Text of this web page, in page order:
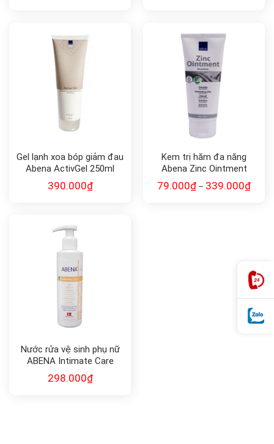
Gel lạnh xoa bóp giảm đau
Abena ActivGel 250ml
390.000₫
Kem trị hăm đa năng
Abena Zinc Ointment
79.000₫ – 339.000₫
Nước rửa vệ sinh phụ nữ
ABENA Intimate Care
200ml
298.000₫